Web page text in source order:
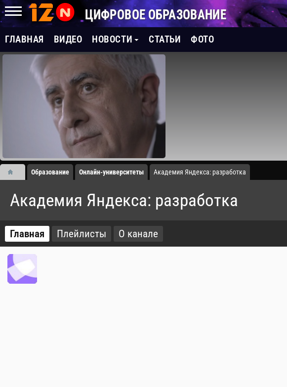
ЦИФРОВОЕ ОБРАЗОВАНИЕ
ГЛАВНАЯ ВИДЕО НОВОСТИ СТАТЬИ ФОТО
Образование Онлайн-университеты Академия Яндекса: разработка
Академия Яндекса: разработка
Главная Плейлисты О канале